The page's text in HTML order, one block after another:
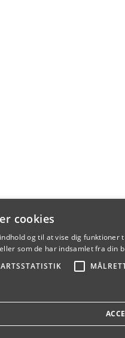
cookies
og til at vise dig
som de har indsamlet fra din